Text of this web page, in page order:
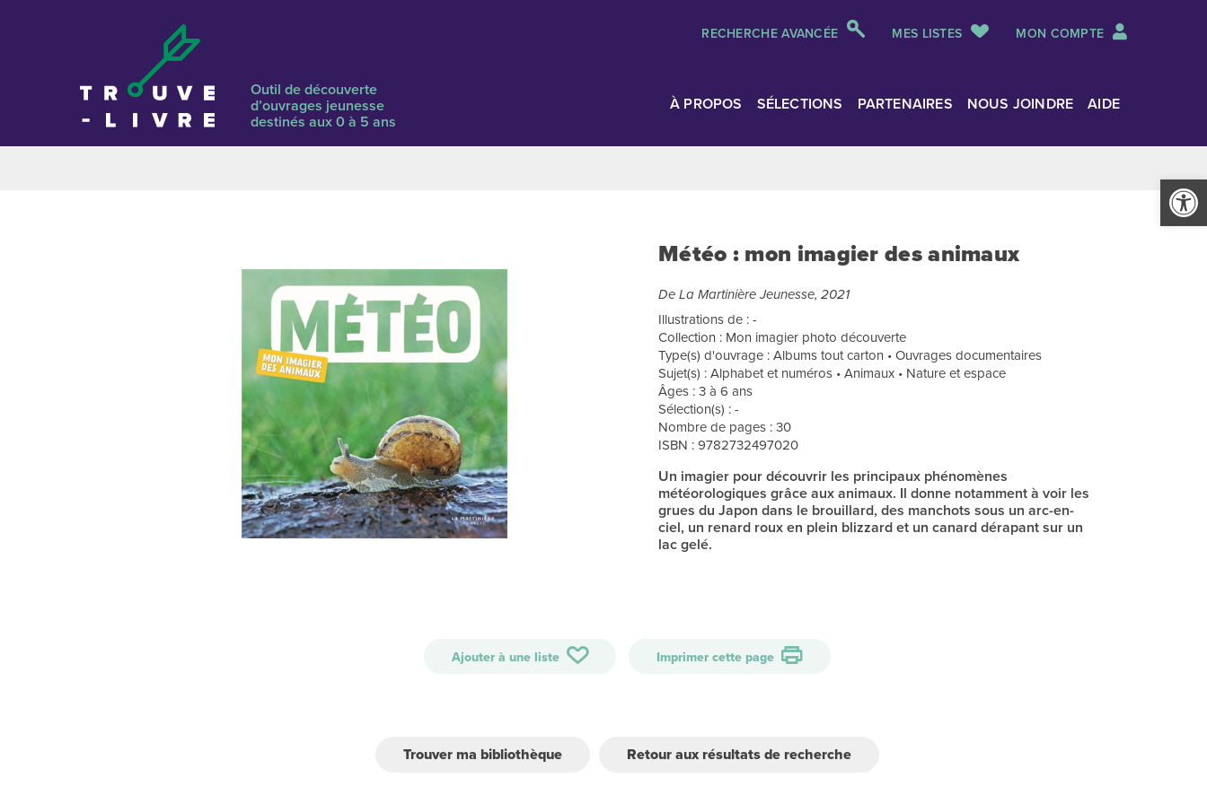
Ouvrir
RECHERCHE AVANCÉE MES LISTES MON COMPTE
Outil de découverte
d’ouvrages jeunesse
destinés aux 0 à 5 ans
À PROPOS SÉLECTIONS PARTENAIRES NOUS JOINDRE AIDE
Météo : mon imagier des animaux
De La Martinière Jeunesse, 2021
Illustrations de : -
Collection : Mon imagier photo découverte
Type(s) d'ouvrage : Albums tout carton • Ouvrages documentaires
Sujet(s) : Alphabet et numéros • Animaux • Nature et espace
Âges : 3 à 6 ans
Sélection(s) : -
Nombre de pages : 30
ISBN : 9782732497020
Un imagier pour découvrir les principaux phénomènes
météorologiques grâce aux animaux. Il donne notamment à voir les
grues du Japon dans le brouillard, des manchots sous un arc-en-
ciel, un renard roux en plein blizzard et un canard dérapant sur un
lac gelé.
Ajouter à une liste Imprimer cette page
Trouver ma bibliothèque Retour aux résultats de recherche